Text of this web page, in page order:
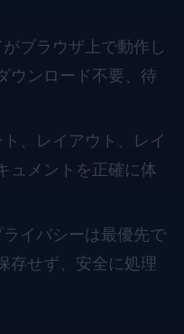
ブラウザ上で動作し
ウンロード不要、待
、レイアウト、レイ
ュメントを正確に体
ライバシーは最優先で
存せず、安全に処理